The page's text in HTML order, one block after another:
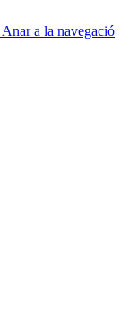
Anar a la navegació